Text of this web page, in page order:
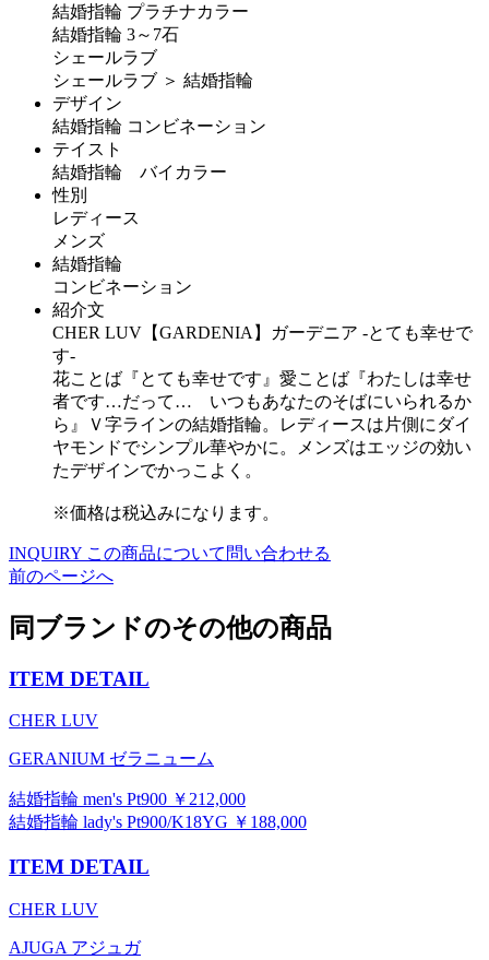
結婚指輪 プラチナカラー
結婚指輪 3～7石
シェールラブ
シェールラブ ＞ 結婚指輪
デザイン
結婚指輪 コンビネーション
テイスト
結婚指輪 バイカラー
性別
レディース
メンズ
結婚指輪
コンビネーション
紹介文
CHER LUV【GARDENIA】ガーデニア -とても幸せで
す-
花ことば『とても幸せです』愛ことば『わたしは幸せ
者です…だって… いつもあなたのそばにいられるか
ら』Ｖ字ラインの結婚指輪。レディースは片側にダイ
ヤモンドでシンプル華やかに。メンズはエッジの効い
たデザインでかっこよく。
※価格は税込みになります。
INQUIRY この商品について問い合わせる
前のページへ
同ブランドのその他の商品
ITEM DETAIL
CHER LUV
GERANIUM ゼラニューム
結婚指輪 men's Pt900 ￥212,000
結婚指輪 lady's Pt900/K18YG ￥188,000
ITEM DETAIL
CHER LUV
AJUGA アジュガ